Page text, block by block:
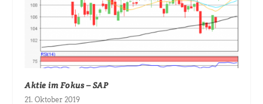
Aktie im Fokus – SAP
21. Oktober 2019